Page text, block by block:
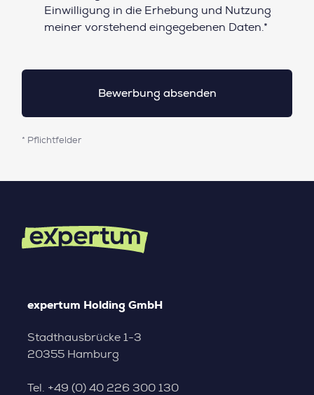
Einwilligung in die Erhebung und Nutzung
meiner vorstehend eingegebenen Daten.*
* Pflichtfelder
expertum Holding GmbH
Stadthausbrücke 1-3
20355 Hamburg
Tel. +49 (0) 40 226 300 130